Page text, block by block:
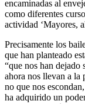
encaminadas al
como diferentes
actividad ‘Mayores,
Precisamente los
que han planteado
“que nos han
ahora nos llevan a la
no que nos
ha adquirido un